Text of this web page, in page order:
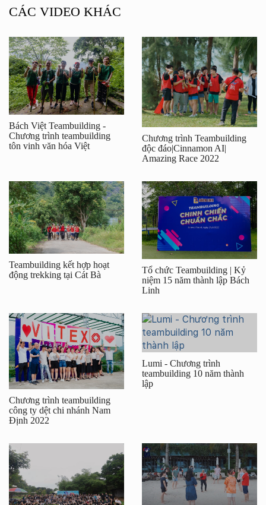
CÁC VIDEO KHÁC
Bách Việt Teambuilding -
Chương trình teambuilding
tôn vinh văn hóa Việt
Chương trình Teambuilding
độc đáo|Cinnamon AI|
Amazing Race 2022
Teambuilding kết hợp hoạt
động trekking tại Cát Bà
Tổ chức Teambuilding | Kỷ
niệm 15 năm thành lập Bách
Linh
Chương trình teambuilding
công ty dệt chi nhánh Nam
Định 2022
Lumi - Chương trình
teambuilding 10 năm thành
lập